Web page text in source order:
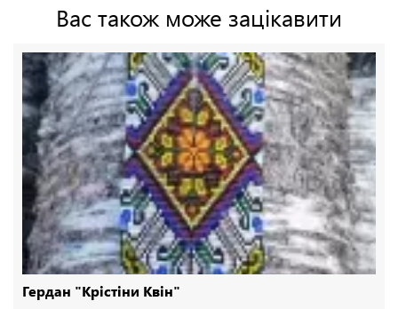
Вас також може зацікавити
Гердан "Крістіни Квін"